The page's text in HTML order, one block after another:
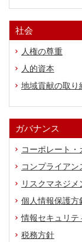
社会
人権の尊重
人的資本
地域貢献の取り
ガバナンス
コーポレート・
コンプライアン
リスクマネジメ
個人情報保護方
情報セキュリテ
税務方針